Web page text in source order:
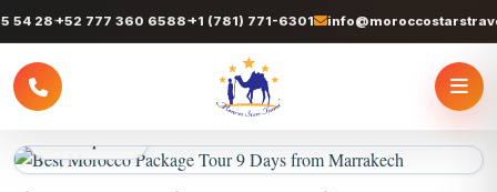
+52 777 360 6588 +1 (781) 771-6301